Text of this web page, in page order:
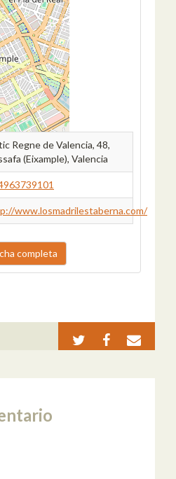
Regne de Valencia, 48,
(Eixample), Valencia
www.losmadrilestaberna.com/
completa